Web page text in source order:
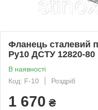
Фланець сталевий
Ру10 ДСТУ 12820-80
В наявності
Код: F-10
Роздріб
1 670 ₴